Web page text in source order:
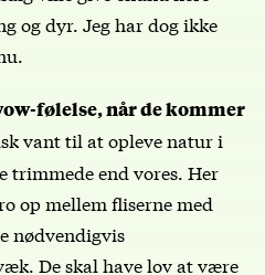
og dyr. Jeg har dog ikke
følelse, når de kommer
vant til at opleve natur i
trimmede end vores. Her
op mellem fliserne med
nødvendigvis
De skal have lov at være